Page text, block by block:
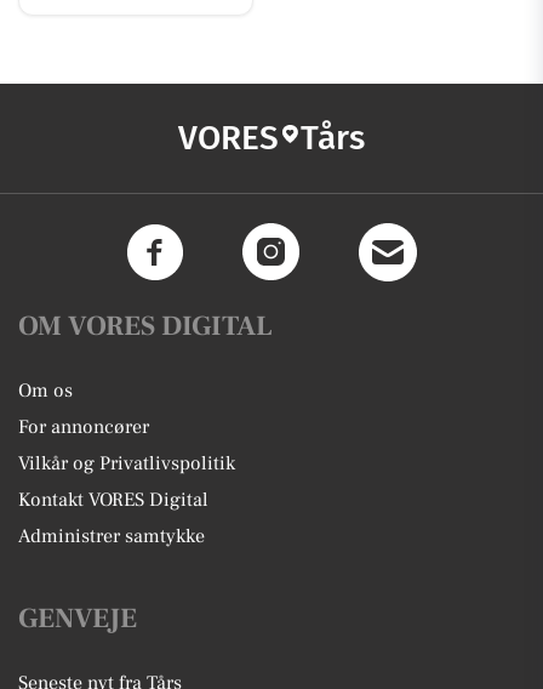
VORES Tårs
OM VORES DIGITAL
Om os
For annoncører
Vilkår og Privatlivspolitik
Kontakt VORES Digital
Administrer samtykke
GENVEJE
Seneste nyt fra Tårs